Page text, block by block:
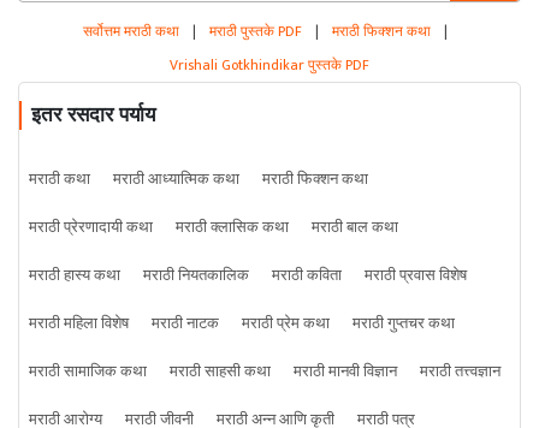
सर्वोत्तम मराठी कथा | मराठी पुस्तके PDF | मराठी फिक्शन कथा |
Vrishali Gotkhindikar पुस्तके PDF
इतर रसदार पर्याय
मराठी कथा मराठी आध्यात्मिक कथा
मराठी फिक्शन कथा
मराठी प्रेरणादायी कथा
मराठी क्लासिक कथा
मराठी बाल कथा
मराठी हास्य कथा
मराठी नियतकालिक मराठी कविता
मराठी प्रवास विशेष
मराठी महिला विशेष
मराठी नाटक मराठी प्रेम कथा
मराठी गुप्तचर कथा
मराठी सामाजिक कथा
मराठी साहसी कथा मराठी मानवी विज्ञान
मराठी तत्त्वज्ञान
मराठी आरोग्य
मराठी जीवनी मराठी अन्न आणि कृती मराठी पत्र